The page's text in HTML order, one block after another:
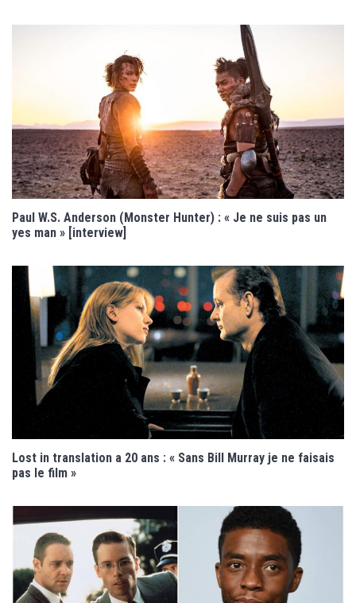
Paul W.S. Anderson (Monster Hunter) : « Je ne suis pas un
yes man » [interview]
Lost in translation a 20 ans : « Sans Bill Murray je ne faisais
pas le film »